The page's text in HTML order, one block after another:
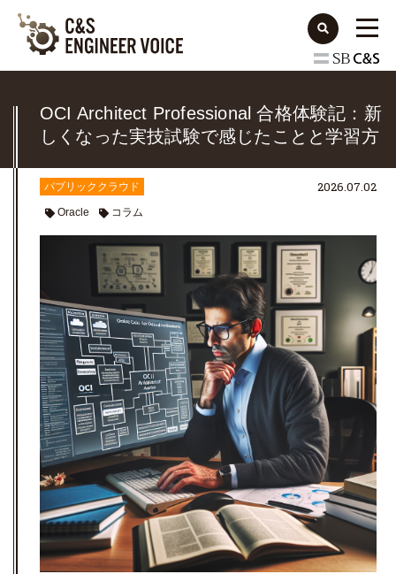
OCI Architect Professional 合格体験記：新
しくなった実技試験で感じたことと学習方
パブリッククラウド
Oracle コラム
2026.07.02